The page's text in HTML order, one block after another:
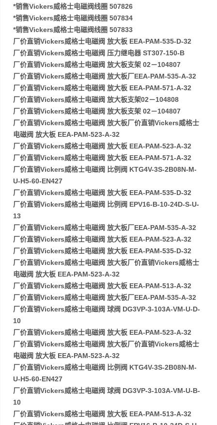
*销售Vickers威格士电磁阀线圈 507826
*销售Vickers威格士电磁阀线圈 507834
*销售Vickers威格士电磁阀线圈 507833
厂价直销Vickers威格士电磁阀 放大板 EEA-PAM-535-D-32
厂价直销Vickers威格士电磁阀 压力继电器 ST307-150-B
厂价直销Vickers威格士电磁阀 放大板支架 02－104807
厂价直销Vickers威格士电磁阀 放大板厂EEA-PAM-535-A-32
厂价直销Vickers威格士电磁阀 放大板 EEA-PAM-571-A-32
厂价直销Vickers威格士电磁阀 放大板支架02－104808
厂价直销Vickers威格士电磁阀 放大板支架 02－104807
厂价直销Vickers威格士电磁阀 放大板厂价直销Vickers威格士
电磁阀 放大板 EEA-PAM-523-A-32
厂价直销Vickers威格士电磁阀 放大板 EEA-PAM-523-A-32
厂价直销Vickers威格士电磁阀 放大板 EEA-PAM-571-A-32
厂价直销Vickers威格士电磁阀 比例阀 KTG4V-3S-2B08N-M-
U-H5-60-EN427
厂价直销Vickers威格士电磁阀 放大板 EEA-PAM-535-D-32
厂价直销Vickers威格士电磁阀 比例阀 EPV16-B-10-24D-S-U-
13
厂价直销Vickers威格士电磁阀 放大板厂EEA-PAM-535-A-32
厂价直销Vickers威格士电磁阀 放大板 EEA-PAM-523-A-32
厂价直销Vickers威格士电磁阀 放大板 EEA-PAM-535-D-32
厂价直销Vickers威格士电磁阀 放大板厂价直销Vickers威格士
电磁阀 放大板 EEA-PAM-523-A-32
厂价直销Vickers威格士电磁阀 放大板 EEA-PAM-513-A-32
厂价直销Vickers威格士电磁阀 放大板厂EEA-PAM-535-A-32
厂价直销Vickers威格士电磁阀 球阀 DG3VP-3-103A-VM-U-D-
10
厂价直销Vickers威格士电磁阀 放大板 EEA-PAM-523-A-32
厂价直销Vickers威格士电磁阀 放大板厂价直销Vickers威格士
电磁阀 放大板 EEA-PAM-523-A-32
厂价直销Vickers威格士电磁阀 比例阀 KTG4V-3S-2B08N-M-
U-H5-60-EN427
厂价直销Vickers威格士电磁阀 球阀 DG3VP-3-103A-VM-U-B-
10
厂价直销Vickers威格士电磁阀 放大板 EEA-PAM-513-A-32